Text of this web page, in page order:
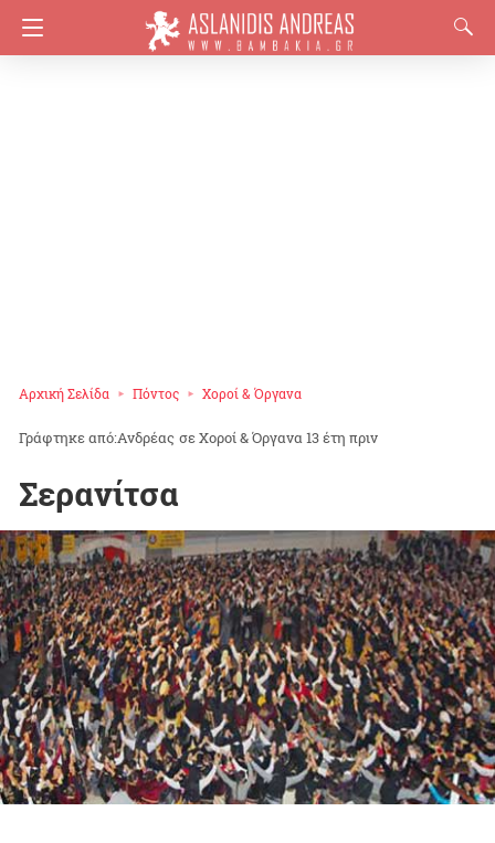
Αρχική Σελίδα Πόντος Χοροί & Όργανα
Ανδρέας σεΧοροί & Όργανα13 έτη πριν
Σερανίτσα